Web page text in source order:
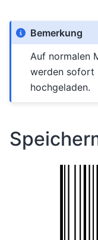
Bemerkung
Auf normalen
werden sofort
hochgeladen.